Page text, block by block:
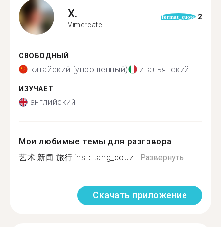
X.
Vimercate
format_quote 2
СВОБОДНЫЙ
китайский (упрощенный) итальянский
ИЗУЧАЕТ
английский
Мои любимые темы для разговора
艺术 新闻 旅行 ins：tang_douz...Развернуть
Скачать приложение